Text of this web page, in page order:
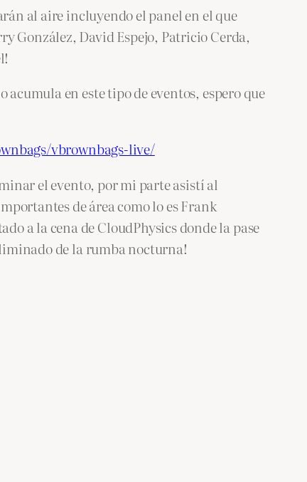
al aire incluyendo el panel en el que
González, David Espejo, Patricio Cerda,
en este tipo de eventos, espero que
vbrownbags-live/
el evento, por mi parte asistí al
de área como lo es Frank
a la cena de CloudPhysics donde la pase
de la rumba nocturna!